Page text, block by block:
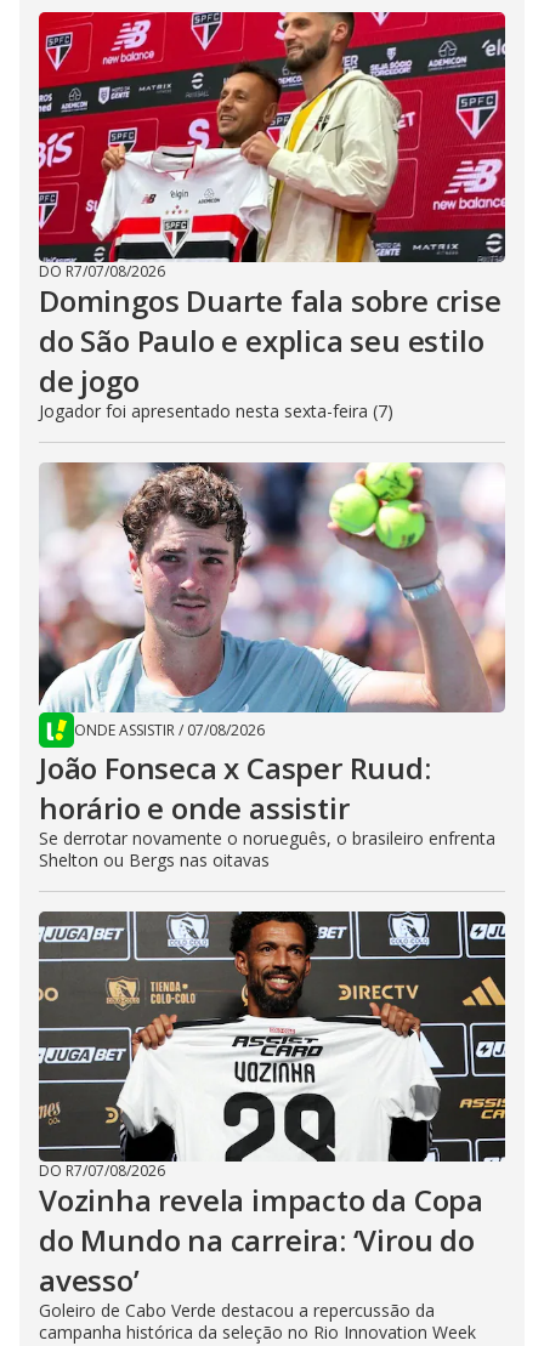
DO R7/07/08/2026
Domingos Duarte fala sobre crise
do São Paulo e explica seu estilo
de jogo
Jogador foi apresentado nesta sexta-feira (7)
ONDE ASSISTIR/ 07/08/2026
João Fonseca x Casper Ruud:
horário e onde assistir
Se derrotar novamente o norueguês, o brasileiro enfrenta
Shelton ou Bergs nas oitavas
DO R7/07/08/2026
Vozinha revela impacto da Copa
do Mundo na carreira: ‘Virou do
avesso’
Goleiro de Cabo Verde destacou a repercussão da
campanha histórica da seleção no Rio Innovation Week